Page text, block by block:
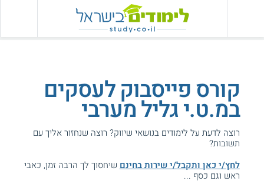
קורס פייסבוק לעסקים
במ.ט.י גליל מערבי
רוצה לדעת על לימודים בנושאי שיווק? רוצה שנחזור אליך עם
תשובות?
לחץ/י כאן ותקבל/י שירות בחינם שיחסוך לך הרבה זמן, כאבי
ראש וגם כסף ...